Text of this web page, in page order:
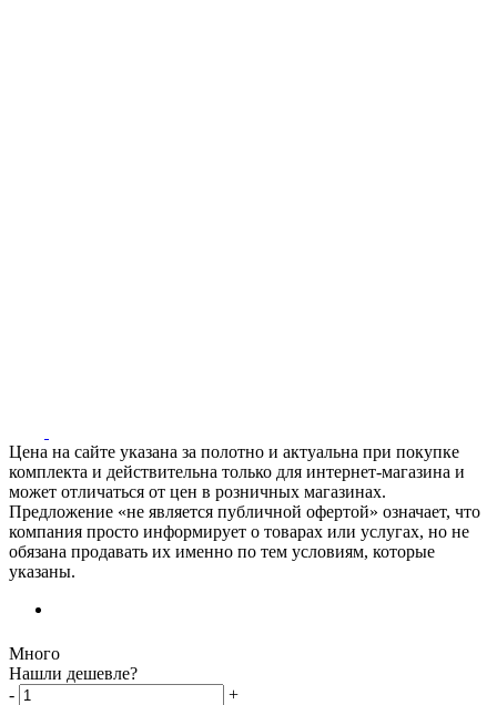
Цена на сайте указана за полотно и актуальна при покупке
комплекта и действительна только для интернет-магазина и
может отличаться от цен в розничных магазинах.
Предложение «не является публичной офертой» означает, что
компания просто информирует о товарах или услугах, но не
обязана продавать их именно по тем условиям, которые
указаны.
Много
Нашли дешевле?
-
+